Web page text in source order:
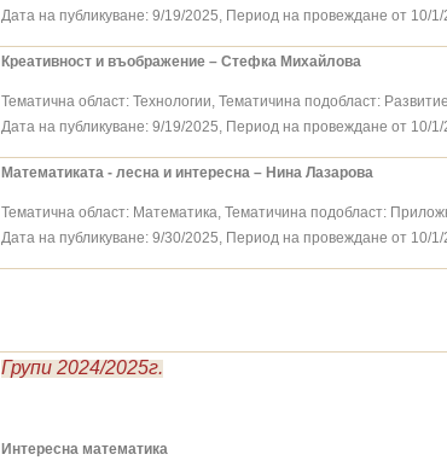
Дата на публикуване: 9/19/2025, Период на провеждане от 10/
Креативност и въображение – Стефка Михайлова
Тематична област: Технологии, Тематичина подобласт:
Дата на публикуване: 9/19/2025, Период на провеждане от 10/
Математиката - лесна и интересна – Нина Лазарова
Тематична област: Математика, Тематичина подобласт:
Дата на публикуване: 9/30/2025, Период на провеждане от 10/
Групи 2024/2025г.
Интересна математика